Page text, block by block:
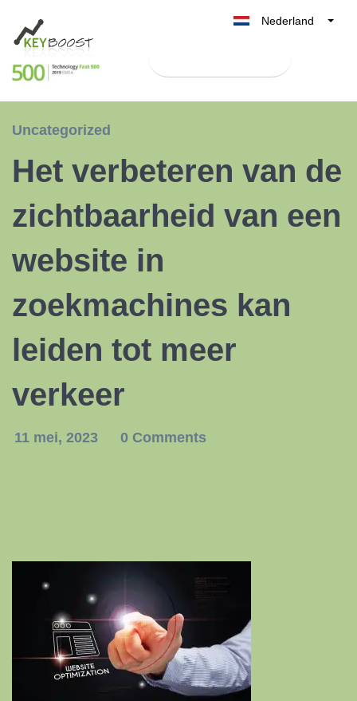
Nederland
België
España
Uncategorized
Het verbeteren van de
zichtbaarheid van een
website in
zoekmachines kan
leiden tot meer
verkeer
11 mei, 2023 0 Comments